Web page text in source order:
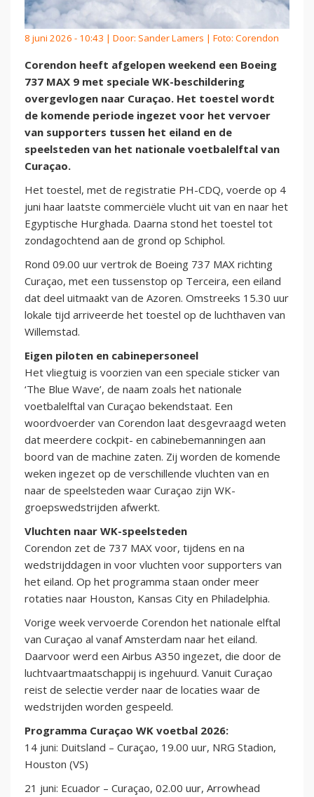
8 juni 2026 - 10:43 | Door: Sander Lamers | Foto: Corendon
Corendon heeft afgelopen weekend een Boeing
737 MAX 9 met speciale WK-beschildering
overgevlogen naar Curaçao. Het toestel wordt
de komende periode ingezet voor het vervoer
van supporters tussen het eiland en de
speelsteden van het nationale voetbalelftal van
Curaçao.
Het toestel, met de registratie PH-CDQ, voerde op 4
juni haar laatste commerciële vlucht uit van en naar het
Egyptische Hurghada. Daarna stond het toestel tot
zondagochtend aan de grond op Schiphol.
Rond 09.00 uur vertrok de Boeing 737 MAX richting
Curaçao, met een tussenstop op Terceira, een eiland
dat deel uitmaakt van de Azoren. Omstreeks 15.30 uur
lokale tijd arriveerde het toestel op de luchthaven van
Willemstad.
Eigen piloten en cabinepersoneel
Het vliegtuig is voorzien van een speciale sticker van
‘The Blue Wave’, de naam zoals het nationale
voetbalelftal van Curaçao bekendstaat. Een
woordvoerder van Corendon laat desgevraagd weten
dat meerdere cockpit- en cabinebemanningen aan
boord van de machine zaten. Zij worden de komende
weken ingezet op de verschillende vluchten van en
naar de speelsteden waar Curaçao zijn WK-
groepswedstrijden afwerkt.
Vluchten naar WK-speelsteden
Corendon zet de 737 MAX voor, tijdens en na
wedstrijddagen in voor vluchten voor supporters van
het eiland. Op het programma staan onder meer
rotaties naar Houston, Kansas City en Philadelphia.
Vorige week vervoerde Corendon het nationale elftal
van Curaçao al vanaf Amsterdam naar het eiland.
Daarvoor werd een Airbus A350 ingezet, die door de
luchtvaartmaatschappij is ingehuurd. Vanuit Curaçao
reist de selectie verder naar de locaties waar de
wedstrijden worden gespeeld.
Programma Curaçao WK voetbal 2026:
14 juni: Duitsland – Curaçao, 19.00 uur, NRG Stadion,
Houston (VS)
21 juni: Ecuador – Curaçao, 02.00 uur, Arrowhead